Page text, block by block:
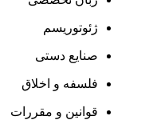
ژئوتوریسم
صنایع دستی
فلسفه و اخلاق
قوانین و مقررات